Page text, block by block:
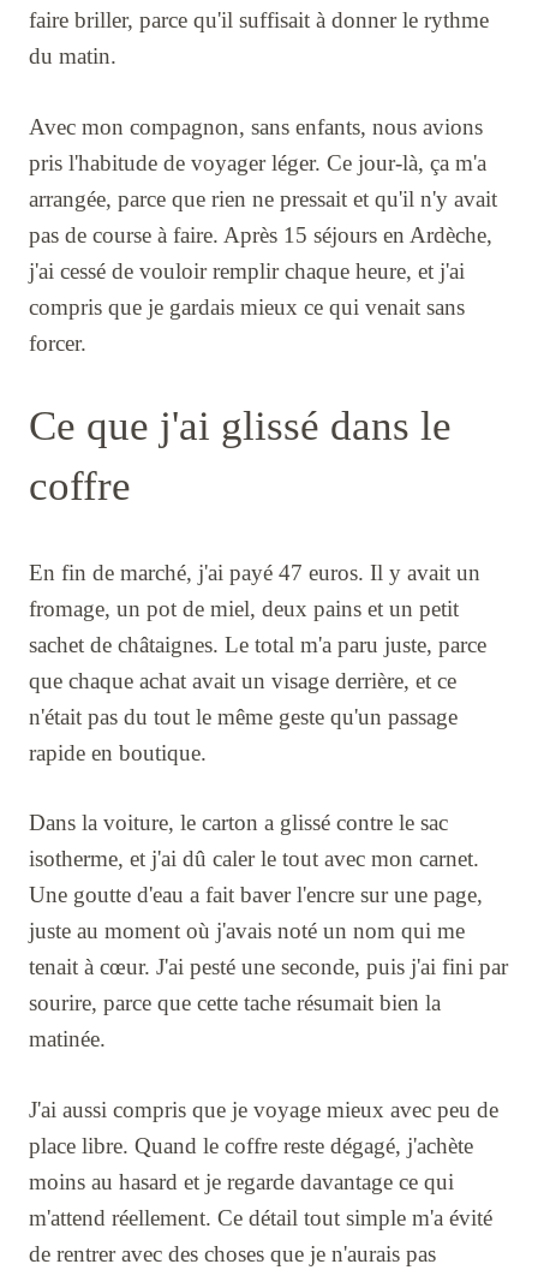
faire briller, parce qu'il suffisait à donner le rythme
du matin.
Avec mon compagnon, sans enfants, nous avions
pris l'habitude de voyager léger. Ce jour-là, ça m'a
arrangée, parce que rien ne pressait et qu'il n'y avait
pas de course à faire. Après 15 séjours en Ardèche,
j'ai cessé de vouloir remplir chaque heure, et j'ai
compris que je gardais mieux ce qui venait sans
forcer.
Ce que j'ai glissé dans le
coffre
En fin de marché, j'ai payé 47 euros. Il y avait un
fromage, un pot de miel, deux pains et un petit
sachet de châtaignes. Le total m'a paru juste, parce
que chaque achat avait un visage derrière, et ce
n'était pas du tout le même geste qu'un passage
rapide en boutique.
Dans la voiture, le carton a glissé contre le sac
isotherme, et j'ai dû caler le tout avec mon carnet.
Une goutte d'eau a fait baver l'encre sur une page,
juste au moment où j'avais noté un nom qui me
tenait à cœur. J'ai pesté une seconde, puis j'ai fini par
sourire, parce que cette tache résumait bien la
matinée.
J'ai aussi compris que je voyage mieux avec peu de
place libre. Quand le coffre reste dégagé, j'achète
moins au hasard et je regarde davantage ce qui
m'attend réellement. Ce détail tout simple m'a évité
de rentrer avec des choses que je n'aurais pas